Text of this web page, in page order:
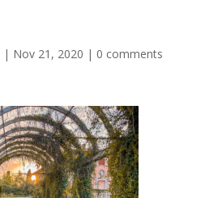
| Nov 21, 2020 | 0 comments